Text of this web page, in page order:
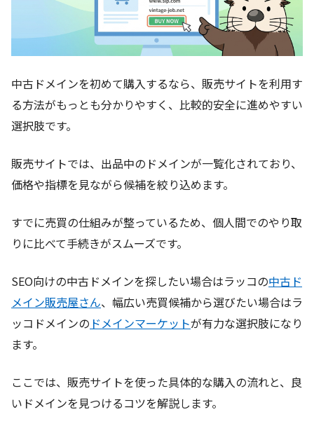
中古ドメインを初めて購入するなら、販売サイトを利用す
る方法がもっとも分かりやすく、比較的安全に進めやすい
選択肢です。
販売サイトでは、出品中のドメインが一覧化されており、
価格や指標を見ながら候補を絞り込めます。
すでに売買の仕組みが整っているため、個人間でのやり取
りに比べて手続きがスムーズです。
SEO向けの中古ドメインを探したい場合はラッコの中古ド
メイン販売屋さん、幅広い売買候補から選びたい場合はラ
ッコドメインの ドメインマーケットが有力な選択肢になり
ます。
ここでは、販売サイトを使った具体的な購入の流れと、良
いドメインを見つけるコツを解説します。